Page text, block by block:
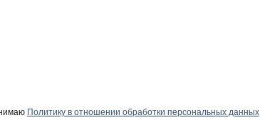
Политику в отношении обработки персональных данных